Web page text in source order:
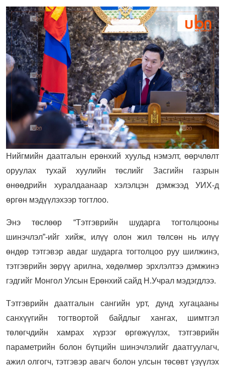
Нийгмийн даатгалын ерөнхий хуульд нэмэлт, өөрчлөлт
оруулах тухай хуулийн төслийг Засгийн газрын
өнөөдрийн хуралдаанаар хэлэлцэн дэмжээд УИХ-д
өргөн мэдүүлэхээр тогтлоо.
Энэ төслөөр “Тэтгэврийн шударга тогтолцооны
шинэчлэл”-ийг хийж, илүү олон жил төлсөн нь илүү
өндөр тэтгэвэр авдаг шударга тогтолцоо руу шилжинэ,
тэтгэврийн зөрүү арилна, хөдөлмөр эрхлэлтээ дэмжинэ
гэдгийг Монгол Улсын Ерөнхий сайд Н.Учрал мэдэгдлээ.
Тэтгэврийн даатгалын сангийн урт, дунд хугацааны
санхүүгийн тогтвортой байдлыг хангах, шимтгэл
төлөгчдийн хамрах хүрээг өргөжүүлэх, тэтгэврийн
параметрийн болон бүтцийн шинэчлэлийг даатгуулагч,
ажил олгогч, тэтгэвэр авагч болон улсын төсөвт үзүүлэх